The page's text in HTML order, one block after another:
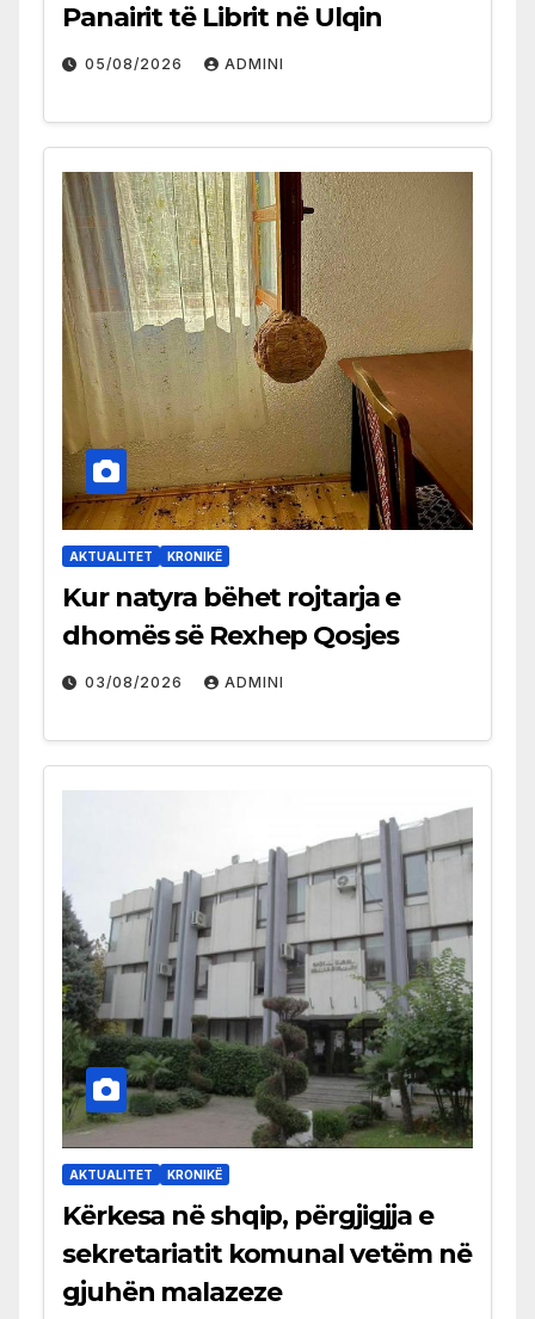
Panairit të Librit në Ulqin
05/08/2026 ADMINI
AKTUALITET KRONIKË
Kur natyra bëhet rojtarja e
dhomës së Rexhep Qosjes
03/08/2026 ADMINI
AKTUALITET KRONIKË
Kërkesa në shqip, përgjigjja e
sekretariatit komunal vetëm në
gjuhën malazeze